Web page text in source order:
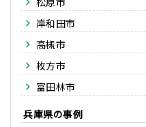
岸和田市
高槻市
枚方市
富田林市
兵庫県